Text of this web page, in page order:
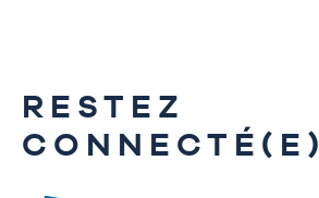
RESTEZ
CONNECTÉ(E)